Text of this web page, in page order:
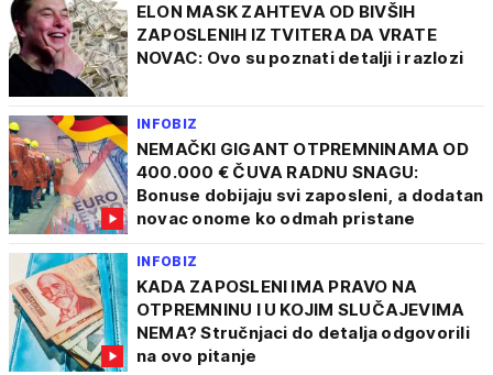
ELON MASK ZAHTEVA OD BIVŠIH
ZAPOSLENIH IZ TVITERA DA VRATE
NOVAC: Ovo su poznati detalji i razlozi
INFOBIZ
NEMAČKI GIGANT OTPREMNINAMA OD
400.000 € ČUVA RADNU SNAGU:
Bonuse dobijaju svi zaposleni, a dodatan
novac onome ko odmah pristane
INFOBIZ
KADA ZAPOSLENI IMA PRAVO NA
OTPREMNINU I U KOJIM SLUČAJEVIMA
NEMA? Stručnjaci do detalja odgovorili
na ovo pitanje